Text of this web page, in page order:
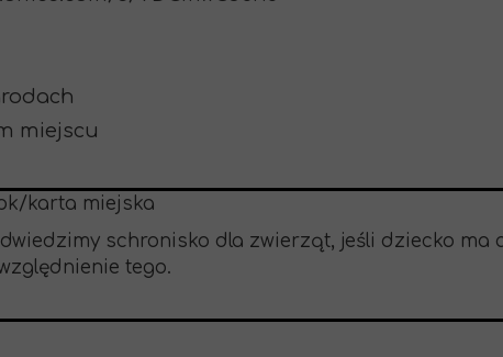
miejscu
karta miejska
schronisko dla zwierząt, jeśli dziecko ma
tego.